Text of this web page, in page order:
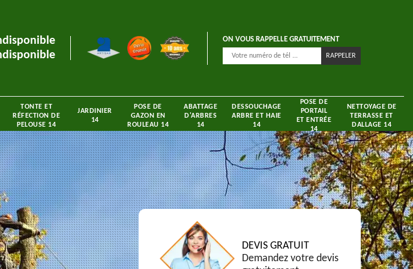
ON VOUS RAPPELLE GRATUITEMENT
TONTE ET
RÉFECTION DE
PELOUSE 14
JARDINIER
14
POSE DE
GAZON EN
ROULEAU 14
ABATTAGE
D'ARBRES
14
DESSOUCHAGE
ARBRE ET HAIE
14
POSE DE
PORTAIL
ET ENTRÉE
14
NETTOYAGE DE
TERRASSE ET
DALLAGE 14
DEVIS GRATUIT
Demandez votre devis